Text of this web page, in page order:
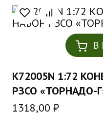
В
K72005N 1:72
РЗСО «ТОРНАДО-
1318,00 ₽